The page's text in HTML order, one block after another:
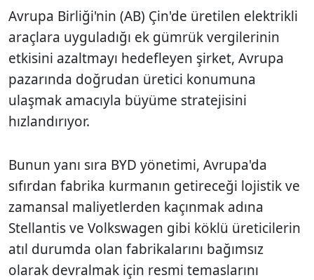
Avrupa Birliği'nin (AB) Çin'de üretilen elektrikli
araçlara uyguladığı ek gümrük vergilerinin
etkisini azaltmayı hedefleyen şirket, Avrupa
pazarında doğrudan üretici konumuna
ulaşmak amacıyla büyüme stratejisini
hızlandırıyor.
Bunun yanı sıra BYD yönetimi, Avrupa'da
sıfırdan fabrika kurmanın getireceği lojistik ve
zamansal maliyetlerden kaçınmak adına
Stellantis ve Volkswagen gibi köklü üreticilerin
atıl durumda olan fabrikalarını bağımsız
olarak devralmak için resmi temaslarını